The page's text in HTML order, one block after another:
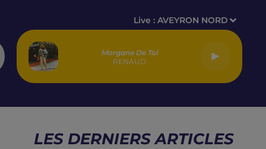
Live :AVEYRON NORD
Morgane De Toi
RENAUD
LES DERNIERS ARTICLES